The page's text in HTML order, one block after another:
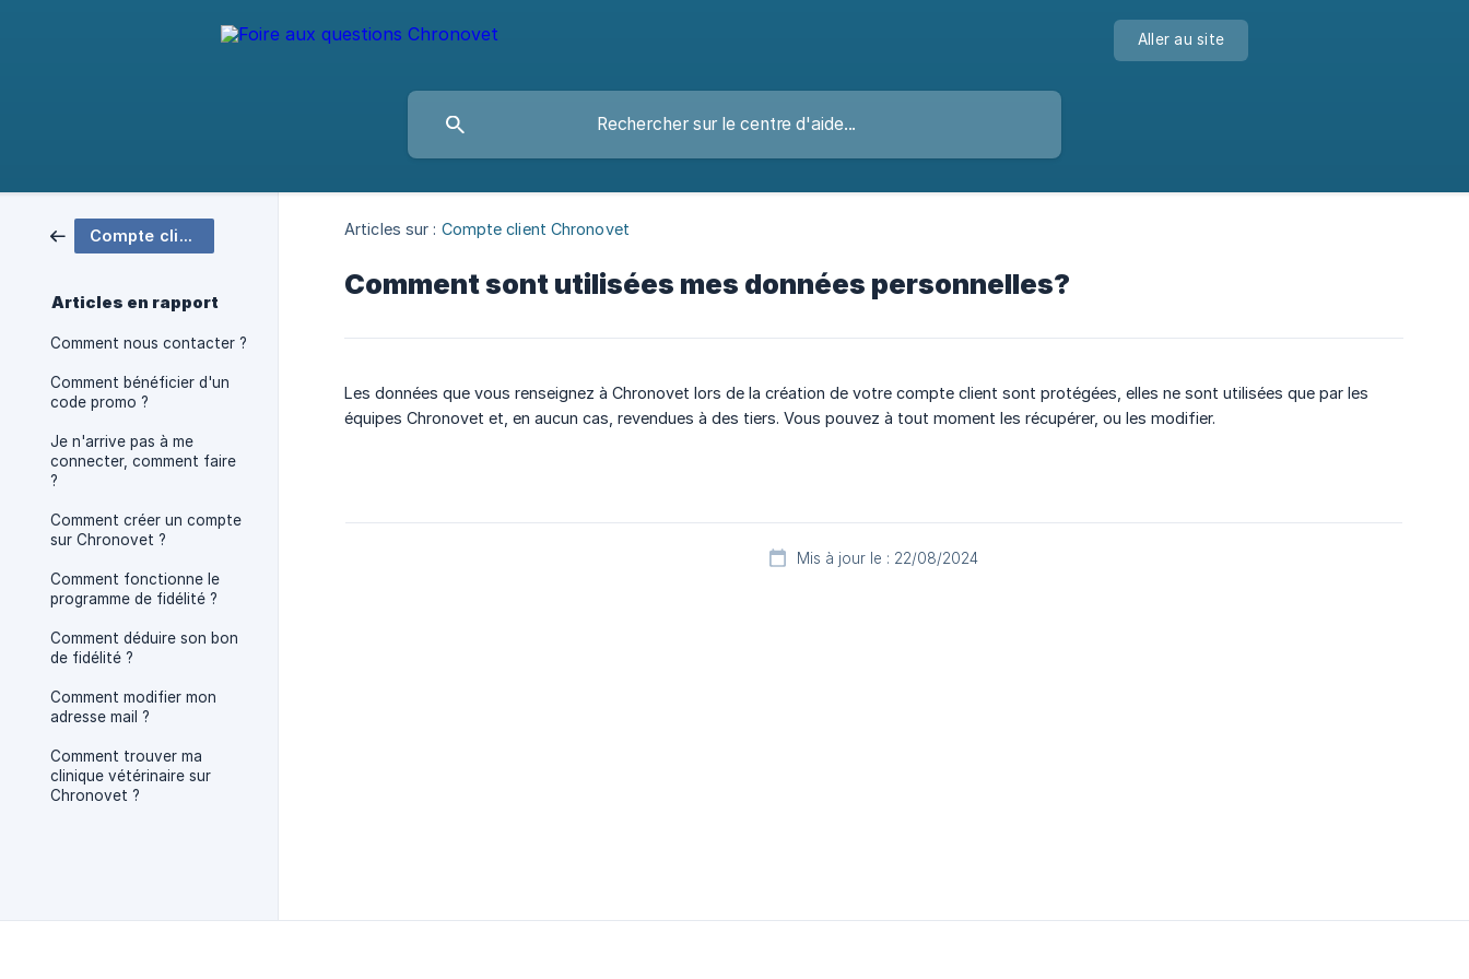
Aller au site
Compte client Chronovet
Articles en rapport
Comment nous contacter ?
Comment bénéficier d'un
code promo ?
Je n'arrive pas à me
connecter, comment faire
?
Comment créer un compte
sur Chronovet ?
Comment fonctionne le
programme de fidélité ?
Comment déduire son bon
de fidélité ?
Comment modifier mon
adresse mail ?
Comment trouver ma
clinique vétérinaire sur
Chronovet ?
Articles sur : Compte client Chronovet
Comment sont utilisées mes données personnelles?
Les données que vous renseignez à Chronovet lors de la création de votre compte client sont protégées, elles ne sont utilisées que par les
équipes Chronovet et, en aucun cas, revendues à des tiers. Vous pouvez à tout moment les récupérer, ou les modifier.
Mis à jour le : 22/08/2024